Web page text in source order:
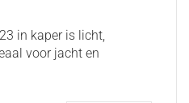
in kaper is licht,
voor jacht en